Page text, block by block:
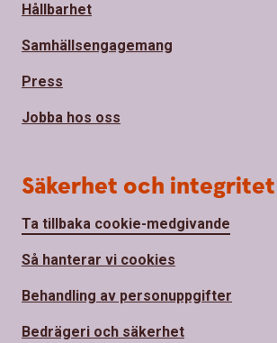
Hållbarhet
Samhällsengagemang
Press
Jobba hos oss
Säkerhet och integritet
Ta tillbaka cookie-medgivande
Så hanterar vi cookies
Behandling av personuppgifter
Bedrägeri och säkerhet